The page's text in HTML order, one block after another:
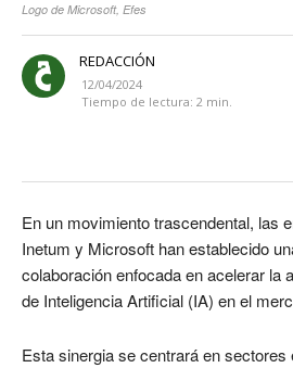
Logo de Microsoft, Efes
REDACCIÓN
12/04/2024
Tiempo de lectura: 2 min.
En un movimiento trascendental, las
Inetum y Microsoft han establecido
colaboración enfocada en acelerar la
de Inteligencia Artificial (IA) en el
Esta sinergia se centrará en